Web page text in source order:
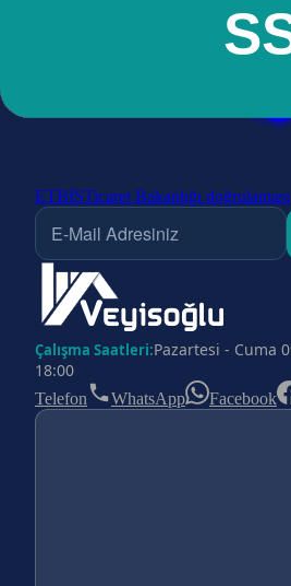
ETBİSTicaret Bakanlığı doğrulaması
Çalışma Saatleri:Pazartesi - Cuma
18:00
Telefon WhatsApp Facebook